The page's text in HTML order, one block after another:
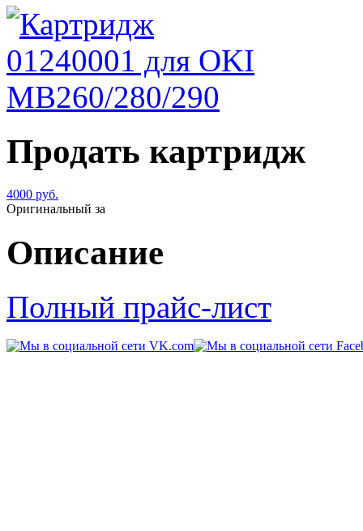
Продать картридж
4000 руб.
Оригинальный за
Описание
Полный прайс-лист